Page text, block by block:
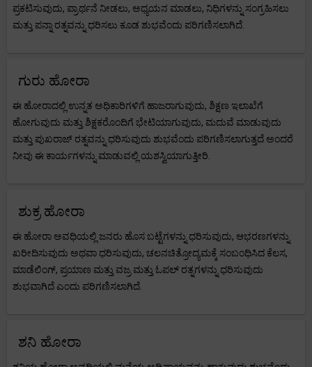
ಪ್ರಕಟಿಸುವುದು, ಪ್ರಾರ್ಥನೆ ನೀಡಲು, ಅಧ್ಯಯನ ಮಾಡಲು, ನಿಧಿಗಳನ್ನು ಸಂಗ್ರಹಿಸಲು
ಮತ್ತು ಪನ್ನಾ ರತ್ನವನ್ನು ಧರಿಸಲು ಕೂಡ ಶುಭವೆಂದು ಪರಿಗಣಿಸಲಾಗಿದೆ.
ಗುರು ಹೋರಾ
ಈ ಹೋರಾದಲ್ಲಿ ಉನ್ನತ ಅಧಿಕಾರಿಗಳಿಗೆ ಹಾಜರಾಗುವುದು, ಶಿಕ್ಷಣ ಇಲಾಖೆಗೆ
ಹೋಗುವುದು ಮತ್ತು ಶಿಕ್ಷಕರೊಂದಿಗೆ ಭೇಟಿಯಾಗುವುದು, ಮದುವೆ ಮಾಡುವುದು
ಮತ್ತು ಪುಖರಾಜ್ ರತ್ನವನ್ನು ಧರಿಸುವುದು ಶುಭವೆಂದು ಪರಿಗಣಿಸಲಾಗುತ್ತದೆ ಅಂದರೆ
ನೀವು ಈ ಕಾರ್ಯಗಳನ್ನು ಮಾಡುವಲ್ಲಿ ಯಶಸ್ವಿಯಾಗುತ್ತೀರಿ.
ಶುಕ್ರ ಹೋರಾ
ಈ ಹೋರಾ ಅವಧಿಯಲ್ಲಿ ಜನರು ಹೊಸ ಬಟ್ಟೆಗಳನ್ನು ಧರಿಸುವುದು, ಆಭರಣಗಳನ್ನು
ಖರೀದಿಸುವುದು ಅಥವಾ ಧರಿಸುವುದು, ಚಲನಚಿತ್ರೋದ್ಯಮಕ್ಕೆ ಸಂಬಂಧಿಸಿದ ಕೆಲಸ,
ಮಾಡೆಲಿಂಗ್, ಪ್ರಯಾಣ ಮತ್ತು ವಜ್ರ ಮತ್ತು ಓಪಲ್ ರತ್ನಗಳನ್ನು ಧರಿಸುವುದು
ಶುಭವಾಗಿದೆ ಎಂದು ಪರಿಗಣಿಸಲಾಗಿದೆ.
ಶನಿ ಹೋರಾ